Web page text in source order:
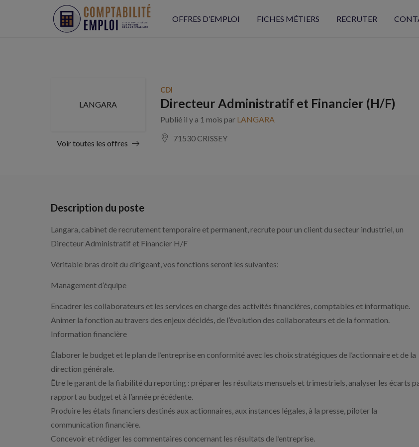
OFFRES D’EMPLOI FICHES MÉTIERS RECRUTER
LANGARA
Voir toutes les offres
CDI
Directeur Administratif et Financier (H/F)
Publié il y a 1 mois par LANGARA
71530 CRISSEY
Description du poste
Langara, cabinet de recrutement temporaire et permanent, recrute pour un client du secteur industriel, un
Directeur Administratif et Financier H/F
Véritable bras droit du dirigeant, vos fonctions seront les suivantes:
Management d’équipe
Encadrer les collaborateurs et les services en charge des activités financières, comptables et informatique.
Animer la fonction au travers des enjeux décidés, de l’évolution des collaborateurs et de la formation.
Information financière
Élaborer le budget et le plan de l’entreprise en conformité avec les choix stratégiques de l’actionnaire et de la
direction générale.
Être le garant de la fiabilité du reporting : préparer les résultats mensuels et trimestriels, analyser les écarts
rapport au budget et à l’année précédente.
Produire les états financiers destinés aux actionnaires, aux instances légales, à la presse, piloter la
communication financière.
Concevoir et rédiger les commentaires concernant les résultats de l’entreprise.